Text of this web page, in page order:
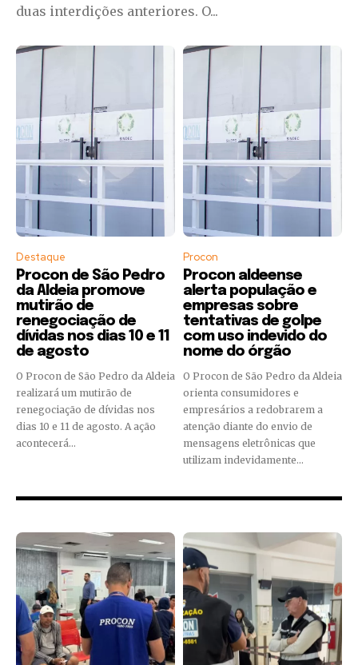
duas interdições anteriores. O...
Destaque
Procon de São Pedro
da Aldeia promove
mutirão de
renegociação de
dívidas nos dias 10 e 11
de agosto
O Procon de São Pedro da Aldeia
realizará um mutirão de
renegociação de dívidas nos
dias 10 e 11 de agosto. A ação
acontecerá...
Procon
Procon aldeense
alerta população e
empresas sobre
tentativas de golpe
com uso indevido do
nome do órgão
O Procon de São Pedro da Aldeia
orienta consumidores e
empresários a redobrarem a
atenção diante do envio de
mensagens eletrônicas que
utilizam indevidamente...